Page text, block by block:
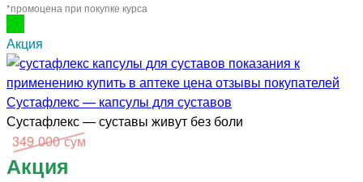
*промоцена при покупке курса
Акция
Сустафлекс — капсулы для суставов
Сустафлекс — суставы живут без боли
349 000 сум
Акция